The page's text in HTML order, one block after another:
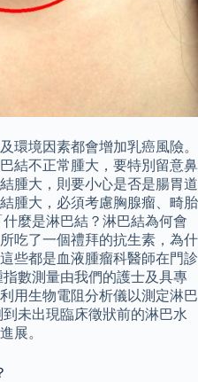
環境因素都會增加乳癌風險。
結不正常腫大，要特別留意鼻
腫大，則要小心是否是腸胃道
腫大，必須考慮胸腺瘤、畸胎
麼是淋巴結？淋巴結為何會
吃了一個禮拜的抗生素，為什
些都是血液腫瘤科醫師在門診
數測量由我們的護士及具專
用生物電阻分析儀以測定淋巴
未出現臨床徵狀前的淋巴水
展。